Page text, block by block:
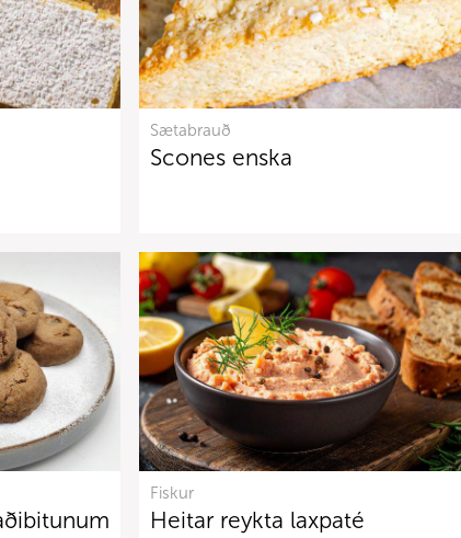
Sætabrauð
Scones enska
Fiskur
Heitar reykta laxpaté